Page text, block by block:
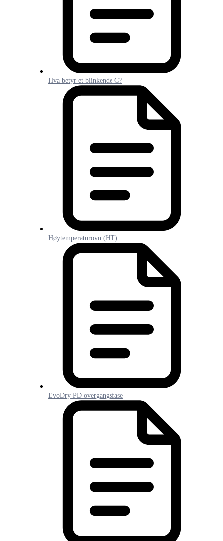
Hva betyr et blinkende C?
Høytemperaturovn (HT)
EvoDry PD overgangsfase